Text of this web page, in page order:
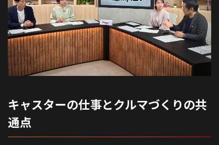
キャスターの仕事とクルマづくりの共
通点